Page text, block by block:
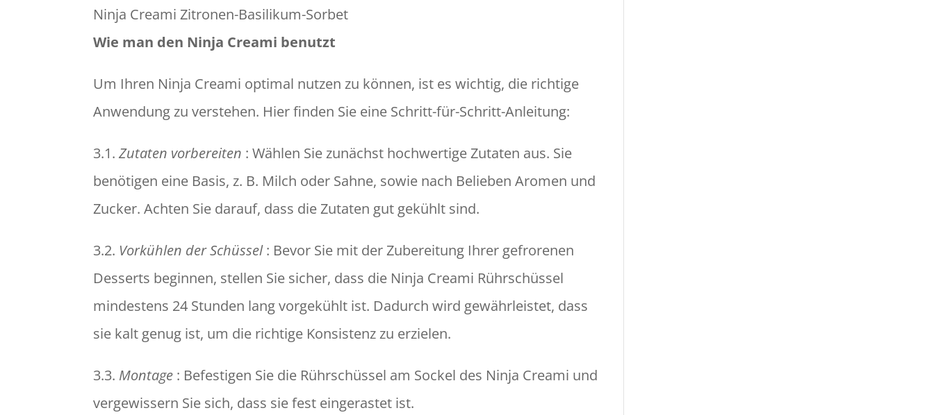
Ninja Creami Zitronen-Basilikum-Sorbet
Wie man den Ninja Creami benutzt
Um Ihren Ninja Creami optimal nutzen zu können, ist es wichtig, die richtige
Anwendung zu verstehen. Hier finden Sie eine Schritt-für-Schritt-Anleitung:
3.1.Zutaten vorbereiten : Wählen Sie zunächst hochwertige Zutaten aus. Sie
benötigen eine Basis, z. B. Milch oder Sahne, sowie nach Belieben Aromen und
Zucker. Achten Sie darauf, dass die Zutaten gut gekühlt sind.
3.2. Vorkühlen der Schüssel: Bevor Sie mit der Zubereitung Ihrer gefrorenen
Desserts beginnen, stellen Sie sicher, dass die Ninja Creami Rührschüssel
mindestens 24 Stunden lang vorgekühlt ist. Dadurch wird gewährleistet, dass
sie kalt genug ist, um die richtige Konsistenz zu erzielen.
3.3. Montage : Befestigen Sie die Rührschüssel am Sockel des Ninja Creami und
vergewissern Sie sich, dass sie fest eingerastet ist.